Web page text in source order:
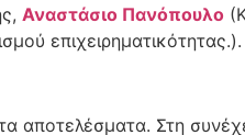
Αναστάσιο Πανόπουλο
επιχειρηματικότητας.).
αποτελέσματα. Στη